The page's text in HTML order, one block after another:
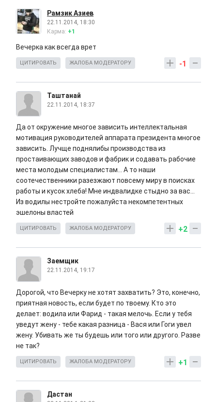
Рамзик Азиев
22.11.2014, 18:30
Карма: +1
Вечерка как всегда врет
-1
ЦИТИРОВАТЬ ЖАЛОБА МОДЕРАТОРУ
Таштанай
22.11.2014, 18:37
Да от окружение многое зависить интеллектальная
мотивация руководителей аппарата президента многое
зависить. Лучще поднялибы производства из
простаивающих заводов и фабрик и содавать рабочие
места молодым специалистам... А то наши
соотечественники разезжают повсему миру в поисках
работы и кусок хлеба! Мне индвалидке стыдно за вас...
Из водилы нестройте пожалуйста некомпетентных
эшелоны властей
+2
ЦИТИРОВАТЬ ЖАЛОБА МОДЕРАТОРУ
Заемщик
22.11.2014, 19:17
Дорогой, что Вечерку не хотят захватить? Это, конечно,
приятная новость, если будет по твоему. Кто это
делает: водила или Фарид - такая мелочь. Если у тебя
уведут жену - тебе какая разница - Вася или Гоги увел
жену. Убивать же ты будешь или того или другого. Разве
не так?
+1
ЦИТИРОВАТЬ ЖАЛОБА МОДЕРАТОРУ
Дастан